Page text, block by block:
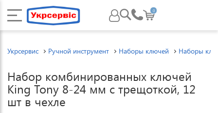
0
Укрсервис Ручной инструмент Наборы ключей Наборы
Набор комбинированных ключей
King Tony 8-24 мм с трещоткой, 12
шт в чехле